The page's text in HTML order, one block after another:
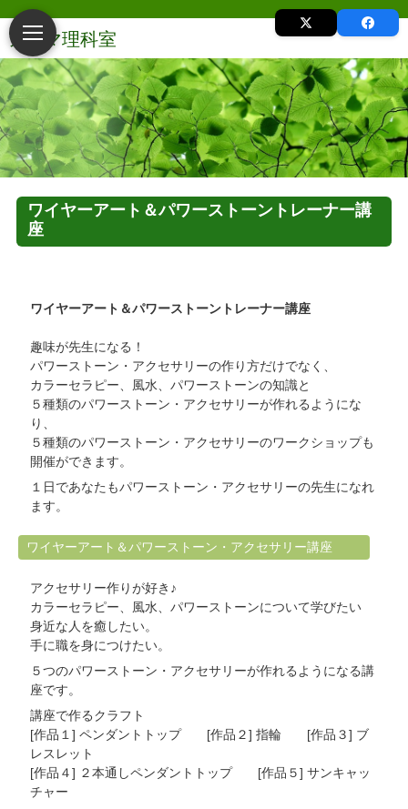
ワイヤーアート＆パワーストーントレーナー講
座
ワイヤーアート＆パワーストーントレーナー講座
趣味が先生になる！
パワーストーン・アクセサリーの作り方だけでなく、
カラーセラピー、風水、パワーストーンの知識と
５種類のパワーストーン・アクセサリーが作れるようにな
り、
５種類のパワーストーン・アクセサリーのワークショップも
開催ができます。
１日であなたもパワーストーン・アクセサリーの先生になれ
ます。
ワイヤーアート＆パワーストーン・アクセサリー講座
アクセサリー作りが好き♪
カラーセラピー、風水、パワーストーンについて学びたい
身近な人を癒したい。
手に職を身につけたい。
５つのパワーストーン・アクセサリーが作れるようになる講
座です。
講座で作るクラフト
[作品１] ペンダントトップ [作品２] 指輪 [作品３] ブ
レスレット
[作品４] ２本通しペンダントトップ [作品５] サンキャッ
チャー